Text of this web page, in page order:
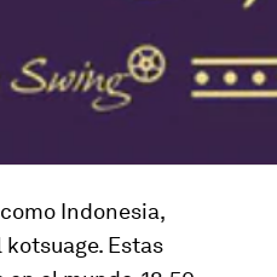
Indonesia,
kotsuage. Estas